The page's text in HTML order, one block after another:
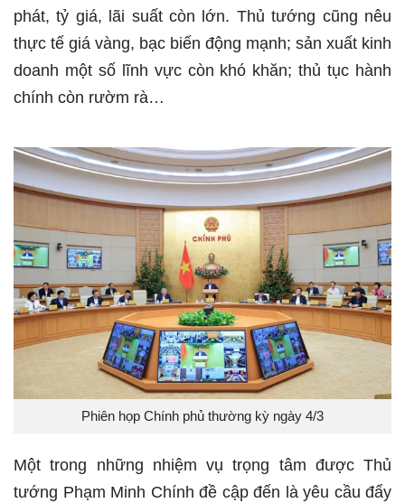
phát, tỷ giá, lãi suất còn lớn. Thủ tướng cũng nêu
thực tế giá vàng, bạc biến động mạnh; sản xuất kinh
doanh một số lĩnh vực còn khó khăn; thủ tục hành
chính còn rườm rà…
Phiên họp Chính phủ thường kỳ ngày 4/3
Một trong những nhiệm vụ trọng tâm được Thủ
tướng Phạm Minh Chính đề cập đến là yêu cầu đẩy